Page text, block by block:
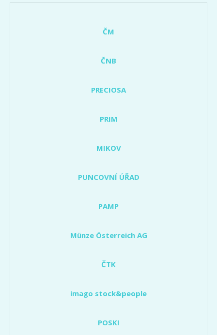
ČM
ČNB
PRECIOSA
PRIM
MIKOV
PUNCOVNÍ ÚŘAD
PAMP
Münze Österreich AG
ČTK
imago stock&people
POSKI